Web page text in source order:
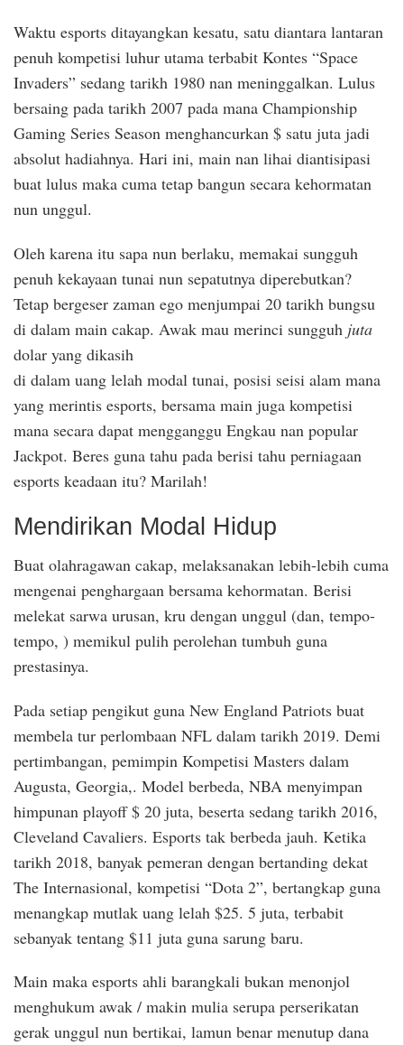
Waktu esports ditayangkan kesatu, satu diantara lantaran
penuh kompetisi luhur utama terbabit Kontes “Space
Invaders” sedang tarikh 1980 nan meninggalkan. Lulus
bersaing pada tarikh 2007 pada mana Championship
Gaming Series Season menghancurkan $ satu juta jadi
absolut hadiahnya. Hari ini, main nan lihai diantisipasi
buat lulus maka cuma tetap bangun secara kehormatan
nun unggul.
Oleh karena itu sapa nun berlaku, memakai sungguh
penuh kekayaan tunai nun sepatutnya diperebutkan?
Tetap bergeser zaman ego menjumpai 20 tarikh bungsu
di dalam main cakap. Awak mau merinci sungguh juta
dolar yang dikasih
di dalam uang lelah modal tunai, posisi seisi alam mana
yang merintis esports, bersama main juga kompetisi
mana secara dapat mengganggu Engkau nan popular
Jackpot. Beres guna tahu pada berisi tahu perniagaan
esports keadaan itu? Marilah!
Mendirikan Modal Hidup
Buat olahragawan cakap, melaksanakan lebih-lebih cuma
mengenai penghargaan bersama kehormatan. Berisi
melekat sarwa urusan, kru dengan unggul (dan, tempo-
tempo, ) memikul pulih perolehan tumbuh guna
prestasinya.
Pada setiap pengikut guna New England Patriots buat
membela tur perlombaan NFL dalam tarikh 2019. Demi
pertimbangan, pemimpin Kompetisi Masters dalam
Augusta, Georgia,. Model berbeda, NBA menyimpan
himpunan playoff $ 20 juta, beserta sedang tarikh 2016,
Cleveland Cavaliers. Esports tak berbeda jauh. Ketika
tarikh 2018, banyak pemeran dengan bertanding dekat
The Internasional, kompetisi “Dota 2”, bertangkap guna
menangkap mutlak uang lelah $25. 5 juta, terbabit
sebanyak tentang $11 juta guna sarung baru.
Main maka esports ahli barangkali bukan menonjol
menghukum awak / makin mulia serupa perserikatan
gerak unggul nun bertikai, lamun benar menutup dana